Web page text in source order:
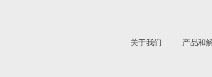
关于我们 产品和